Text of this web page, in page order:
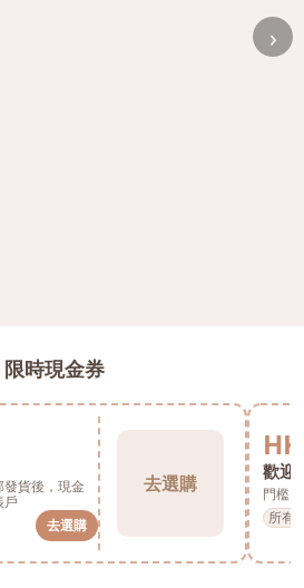
›
限時現金券
貨後，現金
戶
去選購
去選購
歡迎
門檻
所有